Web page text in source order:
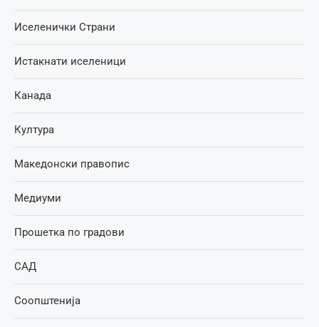
Иселенички Страни
Истакнати иселеници
Канада
Култура
Македонски правопис
Медиуми
Прошетка по градови
САД
Соопштенија